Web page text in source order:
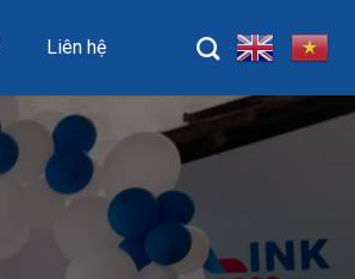
Liên hệ